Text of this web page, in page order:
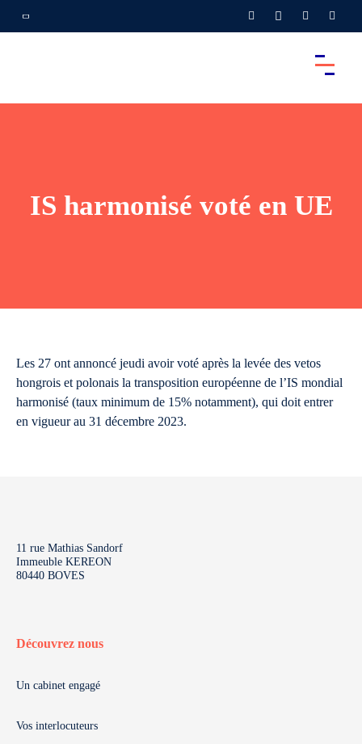
IS harmonisé voté en UE
Les 27 ont annoncé jeudi avoir voté après la levée des vetos
hongrois et polonais la transposition européenne de l’IS mondial
harmonisé (taux minimum de 15% notamment), qui doit entrer
en vigueur au 31 décembre 2023.
11 rue Mathias Sandorf
Immeuble KEREON
80440 BOVES
Découvrez nous
Un cabinet engagé
Vos interlocuteurs